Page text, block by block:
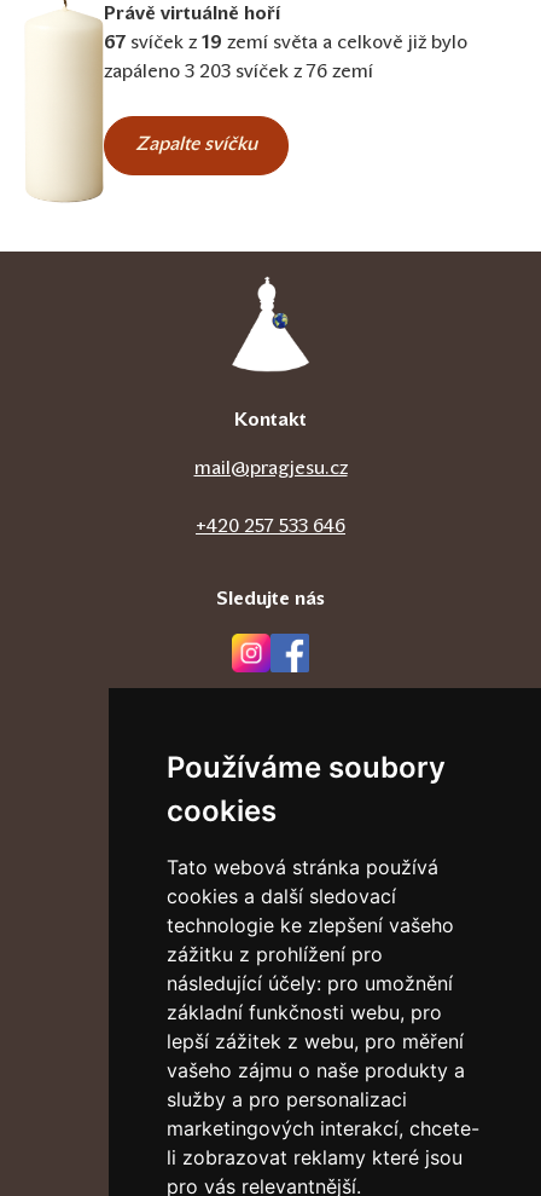
Používáme soubory
cookies
Tato webová stránka používá
cookies a další sledovací
technologie ke zlepšení vašeho
zážitku z prohlížení pro
následující účely: pro umožnění
základní funkčnosti webu, pro
lepší zážitek z webu, pro měření
vašeho zájmu o naše produkty a
služby a pro personalizaci
marketingových interakcí, chcete-
li zobrazovat reklamy které jsou
pro vás relevantnější.
Právě virtuálně hoří
67 svíček z 19 zemí světa a celkově již bylo
zapáleno 3 203 svíček z 76 zemí
Zapalte svíčku
Kontakt
mail@pragjesu.cz
+420 257 533 646
Sledujte nás
Bosí karmelitáni
Vatican News
Adresa
Klášter Pražského Jezulátka
Karmelitská 9
Praha 1 – Malá Strana
118 00
Bezbariérový přístup
Buďme v kontaktu
Newsletter